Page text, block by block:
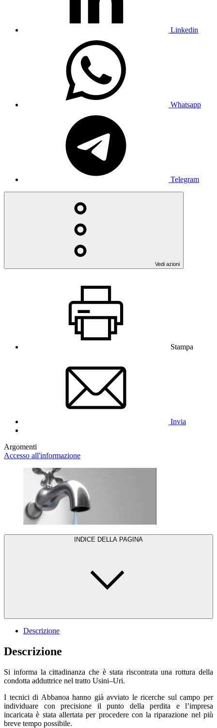
Linkedin
Whatsapp
Telegram
Vedi azioni
Stampa
Invia
Argomenti
Accesso all'informazione
INDICE DELLA PAGINA
Descrizione
Descrizione
Si informa la cittadinanza che è stata riscontrata una rottura della
condotta adduttrice nel tratto Usini–Uri.
I tecnici di Abbanoa hanno già avviato le ricerche sul campo per
individuare con precisione il punto della perdita e l’impresa
incaricata è stata allertata per procedere con la riparazione nel più
breve tempo possibile.